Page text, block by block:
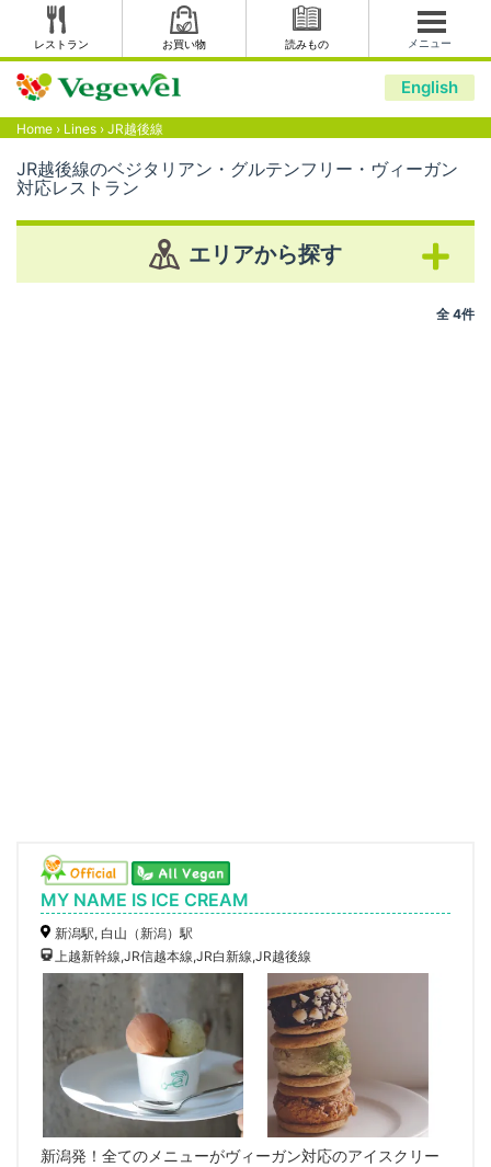
レストラン お買い物 読みもの メニュー
English
Home › Lines › JR越後線
JR越後線のベジタリアン・グルテンフリー・ヴィーガン
対応レストラン
エリアから探す
全 4件
MY NAME IS ICE CREAM
新潟駅, 白山（新潟）駅
上越新幹線,JR信越本線,JR白新線,JR越後線
新潟発！全てのメニューがヴィーガン対応のアイスクリー